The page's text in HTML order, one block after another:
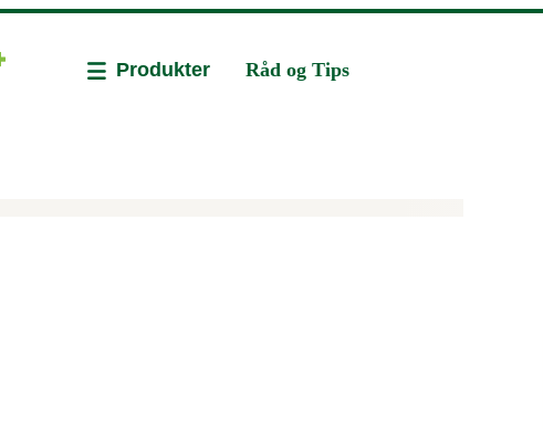
Produkter Råd og Tips